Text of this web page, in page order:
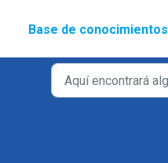
Base de conocimientos